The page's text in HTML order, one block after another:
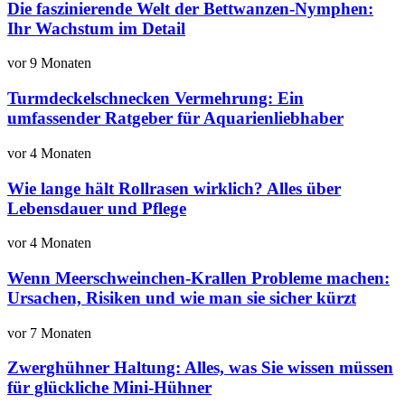
Die faszinierende Welt der Bettwanzen-Nymphen:
Ihr Wachstum im Detail
vor 9 Monaten
Turmdeckelschnecken Vermehrung: Ein
umfassender Ratgeber für Aquarienliebhaber
vor 4 Monaten
Wie lange hält Rollrasen wirklich? Alles über
Lebensdauer und Pflege
vor 4 Monaten
Wenn Meerschweinchen-Krallen Probleme machen:
Ursachen, Risiken und wie man sie sicher kürzt
vor 7 Monaten
Zwerghühner Haltung: Alles, was Sie wissen müssen
für glückliche Mini-Hühner